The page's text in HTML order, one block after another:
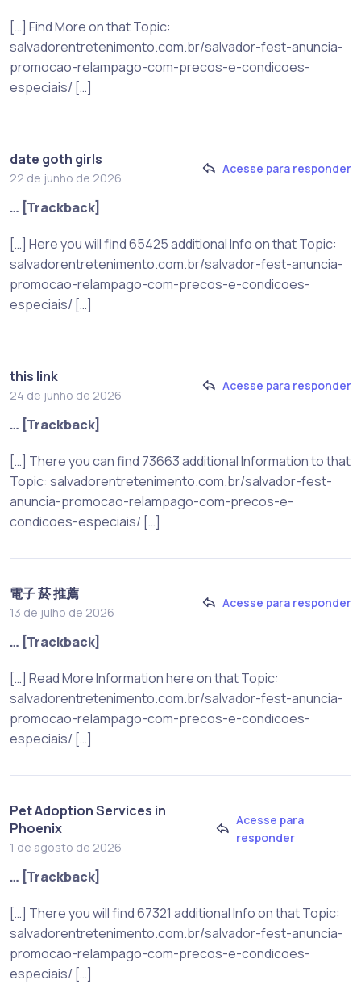
[…] Find More on that Topic:
salvadorentretenimento.com.br/salvador-fest-anuncia-
promocao-relampago-com-precos-e-condicoes-
especiais/ […]
date goth girls
22 de junho de 2026
Acesse para responder
… [Trackback]
[…] Here you will find 65425 additional Info on that Topic:
salvadorentretenimento.com.br/salvador-fest-anuncia-
promocao-relampago-com-precos-e-condicoes-
especiais/ […]
this link
24 de junho de 2026
Acesse para responder
… [Trackback]
[…] There you can find 73663 additional Information to that
Topic: salvadorentretenimento.com.br/salvador-fest-
anuncia-promocao-relampago-com-precos-e-
condicoes-especiais/ […]
電子 菸 推薦
13 de julho de 2026
Acesse para responder
… [Trackback]
[…] Read More Information here on that Topic:
salvadorentretenimento.com.br/salvador-fest-anuncia-
promocao-relampago-com-precos-e-condicoes-
especiais/ […]
Pet Adoption Services in
Phoenix
1 de agosto de 2026
Acesse para
responder
… [Trackback]
[…] There you will find 67321 additional Info on that Topic:
salvadorentretenimento.com.br/salvador-fest-anuncia-
promocao-relampago-com-precos-e-condicoes-
especiais/ […]